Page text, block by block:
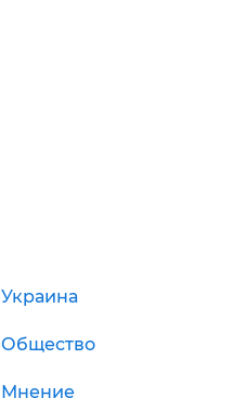
Украина
Общество
Мнение